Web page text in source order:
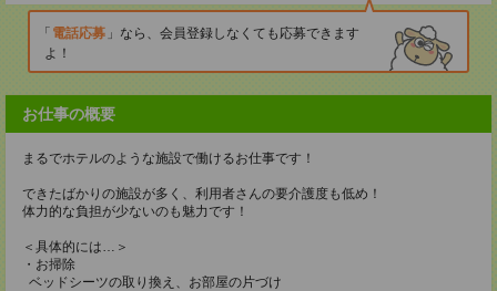
電話応募
なら、会員登録しなくても応募できます
よ！
お仕事の概要
まるでホテルのような施設で働けるお仕事です！
できたばかりの施設が多く、利用者さんの要介護度も低め！
体力的な負担が少ないのも魅力です！
＜具体的には…＞
・お掃除
ベッドシーツの取り換え、お部屋の片づけ